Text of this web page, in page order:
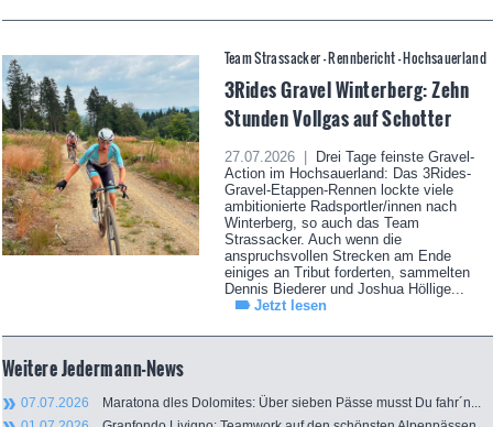
Team Strassacker - Rennbericht - Hochsauerland
3Rides Gravel Winterberg: Zehn
Stunden Vollgas auf Schotter
27.07.2026 |
Drei Tage feinste Gravel-
Action im Hochsauerland: Das 3Rides-
Gravel-Etappen-Rennen lockte viele
ambitionierte Radsportler/innen nach
Winterberg, so auch das Team
Strassacker. Auch wenn die
anspruchsvollen Strecken am Ende
einiges an Tribut forderten, sammelten
Dennis Biederer und Joshua Höllige...
Jetzt lesen
Weitere Jedermann-News
07.07.2026 Maratona dles Dolomites: Über sieben Pässe musst Du fahr´n...